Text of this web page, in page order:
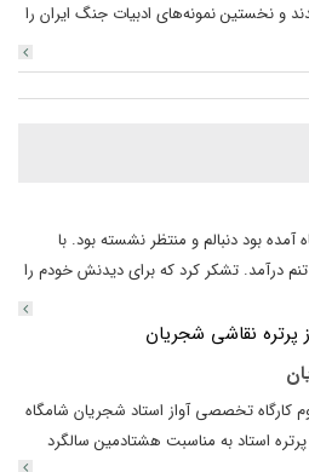
بود دنبالم و منتظر نشسته بود. با
درآمد. تشکر کرد که برای دیدنش خودم را
کارگاه تخصصی آواز استاد شجریان شامگاه
استاد به مناسبت هشتادمین سالگرد
نخستین نمونه‌های ادبیات جنگ ایران را